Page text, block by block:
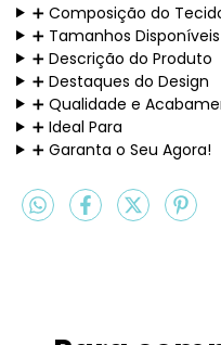
➕ Composição do
➕ Tamanhos Disponíveis
➕ Descrição do Produto
➕ Destaques do Design
➕ Qualidade e
➕ Ideal Para
➕ Garanta o Seu Agora!